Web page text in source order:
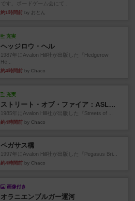
です。ボードゲーム会にて...
約1時間前 by おとん
充実
ヘッジロウ・ヘル
1987年にAvalon Hill社が出版した『Hedgerow
He...
約4時間前 by Chaco
充実
ストリート・オブ・ファイア：ASLデラックスモジュール1
1985年にAvalon Hill社が出版した『Streets of ...
約4時間前 by Chaco
ペガサス橋
1997年にAvalon Hill社が出版した『Pegasus Bri...
約4時間前 by Chaco
画像付き
オラニエンブルガー運河